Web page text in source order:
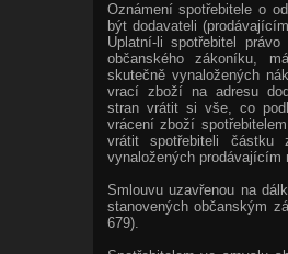
Oznámení spotřebitele o
být dodavateli
Uplatní-li spotřebitel
občanského zákoníku,
skutečně vynaložených
vrací zboží na adresu
stran vrátit si vše, co
vrácení zboží
vrátit spotřebiteli částku
vynaložených prodávajícím
Smlouvu uzavřenou na
stanovených občanským
679).